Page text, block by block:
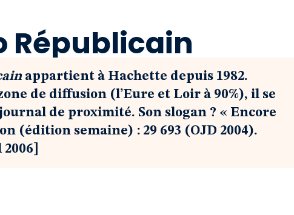
Républicain
appartient à Hachette depuis 1982.
de diffusion (l’Eure et Loir à 90%), il se
de proximité. Son slogan ? « Encore
(édition semaine) : 29 693 (OJD 2004).